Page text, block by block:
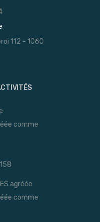
112 - 1060
comme
agréée
comme